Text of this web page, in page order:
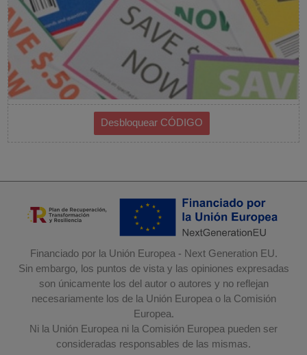
Financiado por la Unión Europea - Next Generation EU.
Sin embargo, los puntos de vista y las opiniones expresadas
son únicamente los del autor o autores y no reflejan
necesariamente los de la Unión Europea o la Comisión
Europea.
Ni la Unión Europea ni la Comisión Europea pueden ser
consideradas responsables de las mismas.